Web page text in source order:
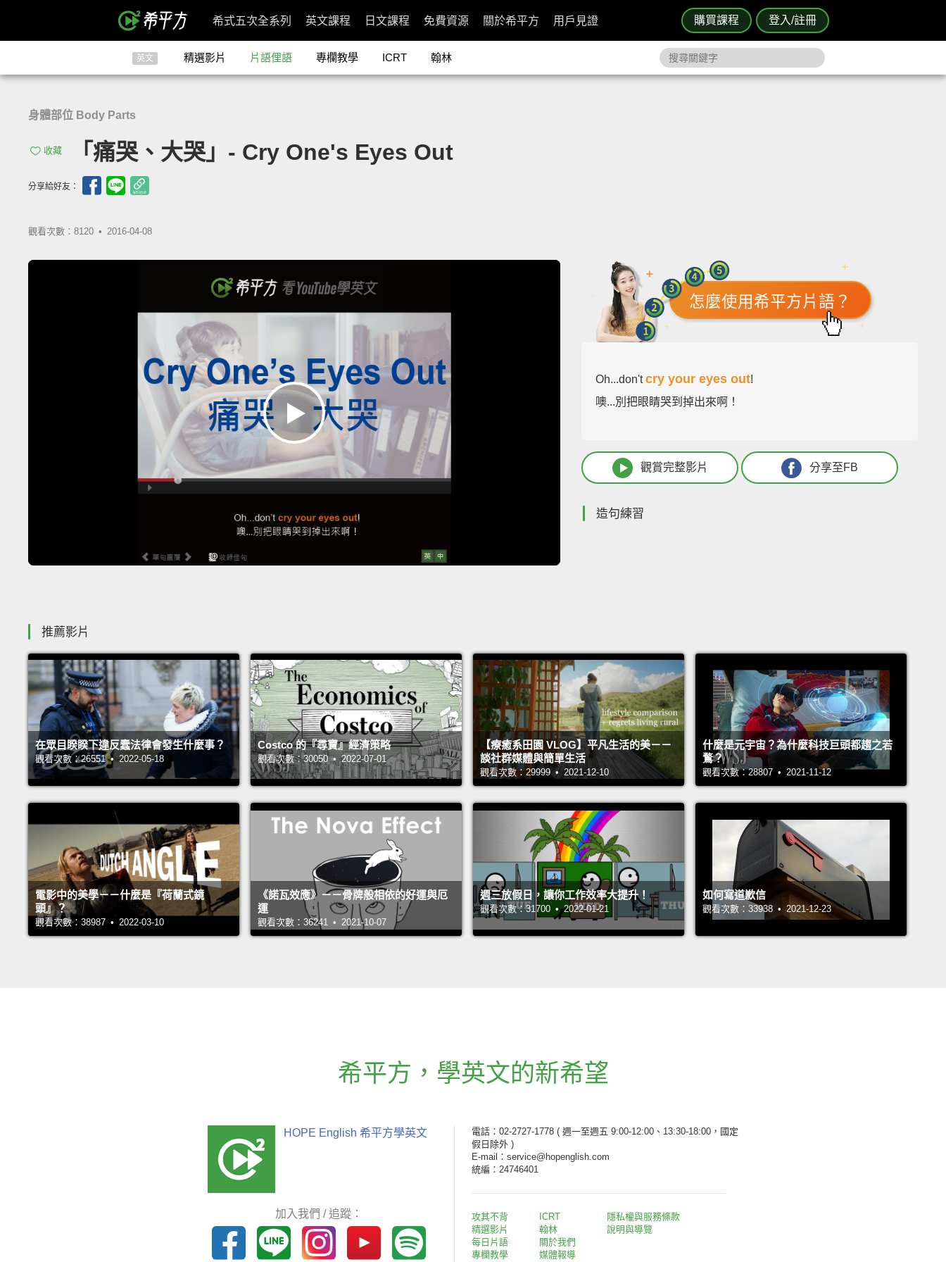
購買課程 登入/註冊
希式五次全系列 英文課程 日文課程 免費資源 關於希平方 用戶見證
英文 精選影片 片語俚語 專欄教學 ICRT 翰林
身體部位 Body Parts
收藏 「痛哭、大哭」- Cry One's Eyes Out
分享給好友：
觀看次數：8120 • 2016-04-08
怎麼使用希平方片語？
Oh...don'tcry your eyes out!
噢...別把眼睛哭到掉出來啊！
觀賞完整影片 分享至FB
造句練習
推薦影片
在眾目睽睽下違反蠢法律會發生什麼事？
觀看次數：26551 • 2022-05-18
Costco 的『尋寶』經濟策略
觀看次數：30050 • 2022-07-01
【療癒系田園 VLOG】平凡生活的美－－
談社群媒體與簡單生活
觀看次數：29999 • 2021-12-10
什麼是元宇宙？為什麼科技巨頭都趨之若
鶩？
觀看次數：28807 • 2021-11-12
電影中的美學－－什麼是『荷蘭式鏡
頭』？
觀看次數：38987 • 2022-03-10
《諾瓦效應》－－骨牌般相依的好運與厄
運
觀看次數：36241 • 2021-10-07
週三放假日，讓你工作效率大提升！
觀看次數：31700 • 2022-01-21
如何寫道歉信
觀看次數：33938 • 2021-12-23
希平方 ， 學英文的新希望
HOPE English 希平方學英文
加入我們 / 追蹤：
電話：02-2727-1778 ( 週一至週五 9:00-12:00、13:30-18:00，國定
假日除外 )
E-mail：service@hopenglish.com
統編：24746401
攻其不背
精選影片
每日片語
專欄教學
ICRT
翰林
關於我們
媒體報導
隱私權與服務條款
說明與導覽